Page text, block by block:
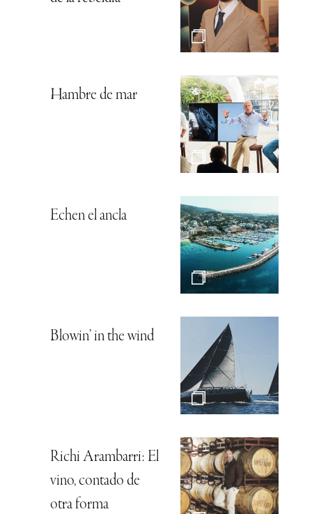
Hambre de mar
Echen el ancla
Blowin’ in the wind
Richi Arambarri: El
vino, contado de
otra forma